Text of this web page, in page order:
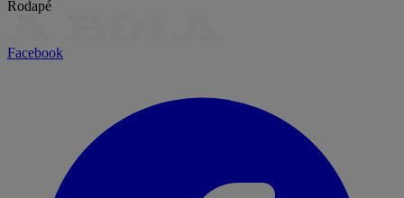
Rodapé
Facebook